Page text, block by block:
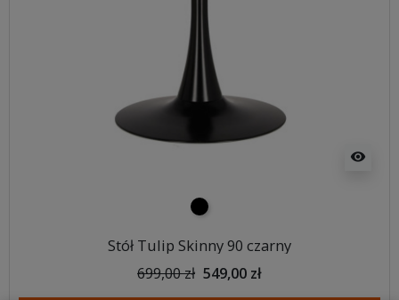
visibility
czarny
Stół Tulip Skinny 90 czarny
699,00 zł 549,00 zł